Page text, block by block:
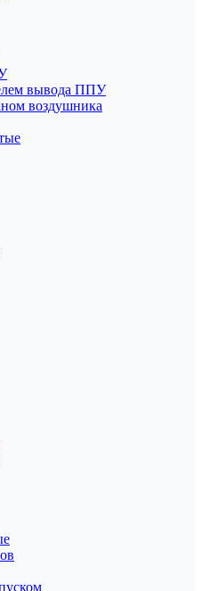
вывода ППУ
воздушника